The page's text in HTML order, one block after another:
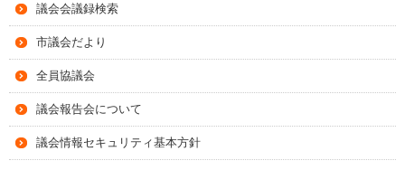
議会会議録検索
市議会だより
全員協議会
議会報告会について
議会情報セキュリティ基本方針